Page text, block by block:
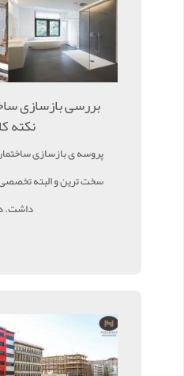
بررسی بازسازی
نکته
پروسه ی بازسازی
سخت ترین و البته تخصصی
داشت.